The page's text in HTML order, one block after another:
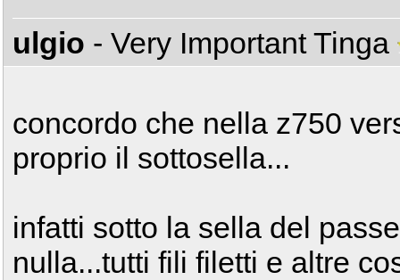
ulgio - Very Important Tinga
concordo che nella z750
proprio il sottosella...
infatti sotto la sella del
nulla...tutti fili filetti e altre